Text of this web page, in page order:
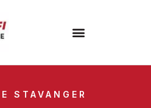
STAVANGER